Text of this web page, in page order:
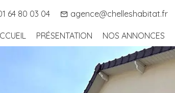
64 80 03 04 agence@chelleshabitat.fr
PRÉSENTATION NOS ANNONCES